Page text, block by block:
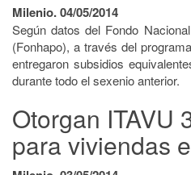
Milenio. 04/05/2014
Según datos del Fondo
(Fonhapo), a través del
entregaron subsidios
durante todo el sexenio anterior.
Otorgan ITAVU
para viviendas